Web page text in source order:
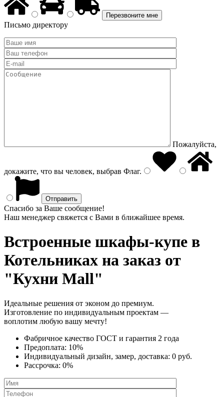
Письмо директору
Пожалуйста,
докажите, что вы человек, выбрав Флаг.
Спасибо за Ваше сообщение!
Наш менеджер свяжется с Вами в ближайшее время.
Встроенные шкафы-купе в
Котельниках на заказ от
"Кухни Mall"
Идеальные решения от эконом до премиум.
Изготовление по индивидуальным проектам —
воплотим любую вашу мечту!
Фабричное качество ГОСТ и гарантия 2 года
Предоплата: 10%
Индивидуальный дизайн, замер, доставка: 0 руб.
Рассрочка: 0%